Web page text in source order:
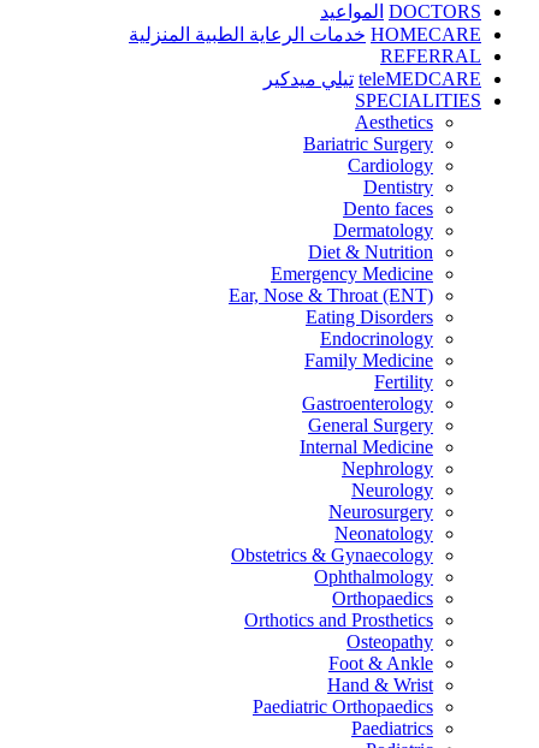
DOCTORS المواعيد
HOMECARE خدمات الرعاية الطبية المنزلية
REFERRAL
teleMEDCARE تيلي ميدكير
SPECIALITIES
Aesthetics
Bariatric Surgery
Cardiology
Dentistry
Dento faces
Dermatology
Diet & Nutrition
Emergency Medicine
Ear, Nose & Throat (ENT)
Eating Disorders
Endocrinology
Family Medicine
Fertility
Gastroenterology
General Surgery
Internal Medicine
Nephrology
Neurology
Neurosurgery
Neonatology
Obstetrics & Gynaecology
Ophthalmology
Orthopaedics
Orthotics and Prosthetics
Osteopathy
Foot & Ankle
Hand & Wrist
Paediatric Orthopaedics
Paediatrics